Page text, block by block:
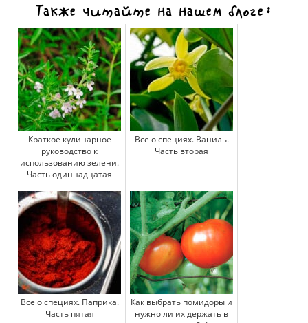
Также читайте на нашем блоге:
Краткое кулинарное
руководство к
использованию зелени.
Часть одиннадцатая
Все о специях. Ваниль.
Часть вторая
Все о специях. Паприка.
Часть пятая
Как выбрать помидоры и
нужно ли их держать в